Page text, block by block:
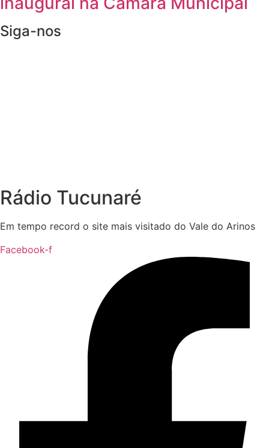
Siga-nos
Rádio Tucunaré
Em tempo record o site mais visitado do Vale do Arinos
Facebook-f